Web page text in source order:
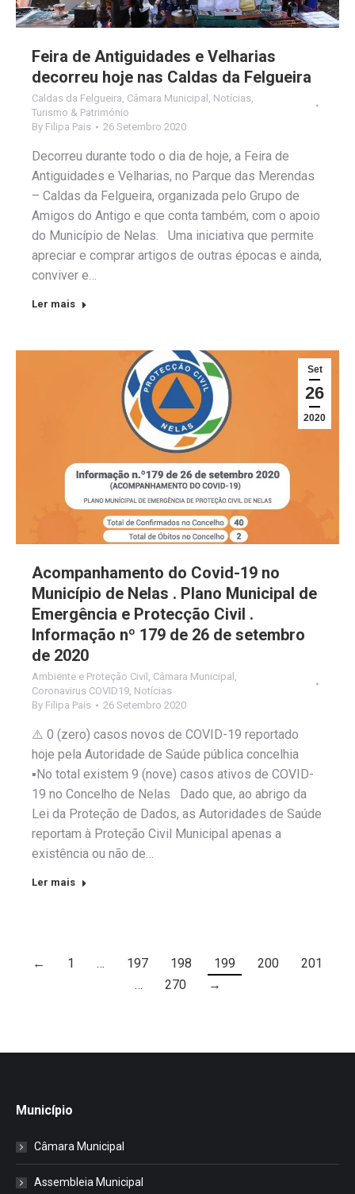
Feira de Antiguidades e Velharias
decorreu hoje nas Caldas da Felgueira
Caldas da Felgueira Câmara Municipal Notícias
Turismo & Património
By Filipa Pais 26 Setembro 2020
Decorreu durante todo o dia de hoje, a Feira de
Antiguidades e Velharias, no Parque das Merendas
– Caldas da Felgueira, organizada pelo Grupo de
Amigos do Antigo e que conta também, com o apoio
do Município de Nelas. Uma iniciativa que permite
apreciar e comprar artigos de outras épocas e ainda,
conviver e…
Ler mais
Set
26
2020
Acompanhamento do Covid-19 no
Município de Nelas . Plano Municipal de
Emergência e Protecção Civil .
Informação nº 179 de 26 de setembro
de 2020
Ambiente e Proteção Civil , Câmara Municipal ,
Coronavirus COVID19, Notícias
By Filipa Pais 26 Setembro 2020
⚠️ 0 (zero) casos novos de COVID-19 reportado
hoje pela Autoridade de Saúde pública concelhia
▪️No total existem 9 (nove) casos ativos de COVID-
19 no Concelho de Nelas Dado que, ao abrigo da
Lei da Proteção de Dados, as Autoridades de Saúde
reportam à Proteção Civil Municipal apenas a
existência ou não de…
Ler mais
← 1 … 197 198 199 200
201
…
270 →
Município
Câmara Municipal
Assembleia Municipal